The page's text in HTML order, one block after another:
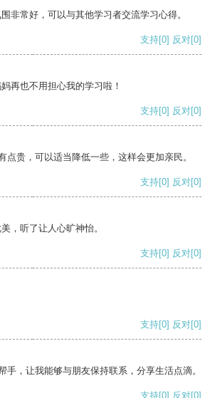
非常好，可以与其他学习者交流学习心得。
支持[0] 反对[0]
再也不用担心我的学习啦！
支持[0] 反对[0]
点贵，可以适当降低一些，这样会更加亲民。
支持[0] 反对[0]
，听了让人心旷神怡。
支持[0] 反对[0]
支持[0] 反对[0]
手，让我能够与朋友保持联系，分享生活点滴。
支持[0] 反对[0]